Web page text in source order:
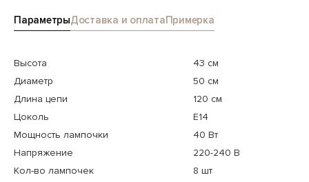
ПараметрыДоставка и оплатаПримерка
Высота
43 см
Диаметр
50 см
Длина цепи
120 см
Цоколь
E14
Мощность лампочки
40 Вт
Напряжение
220-240 В
Кол-во лампочек
8 шт